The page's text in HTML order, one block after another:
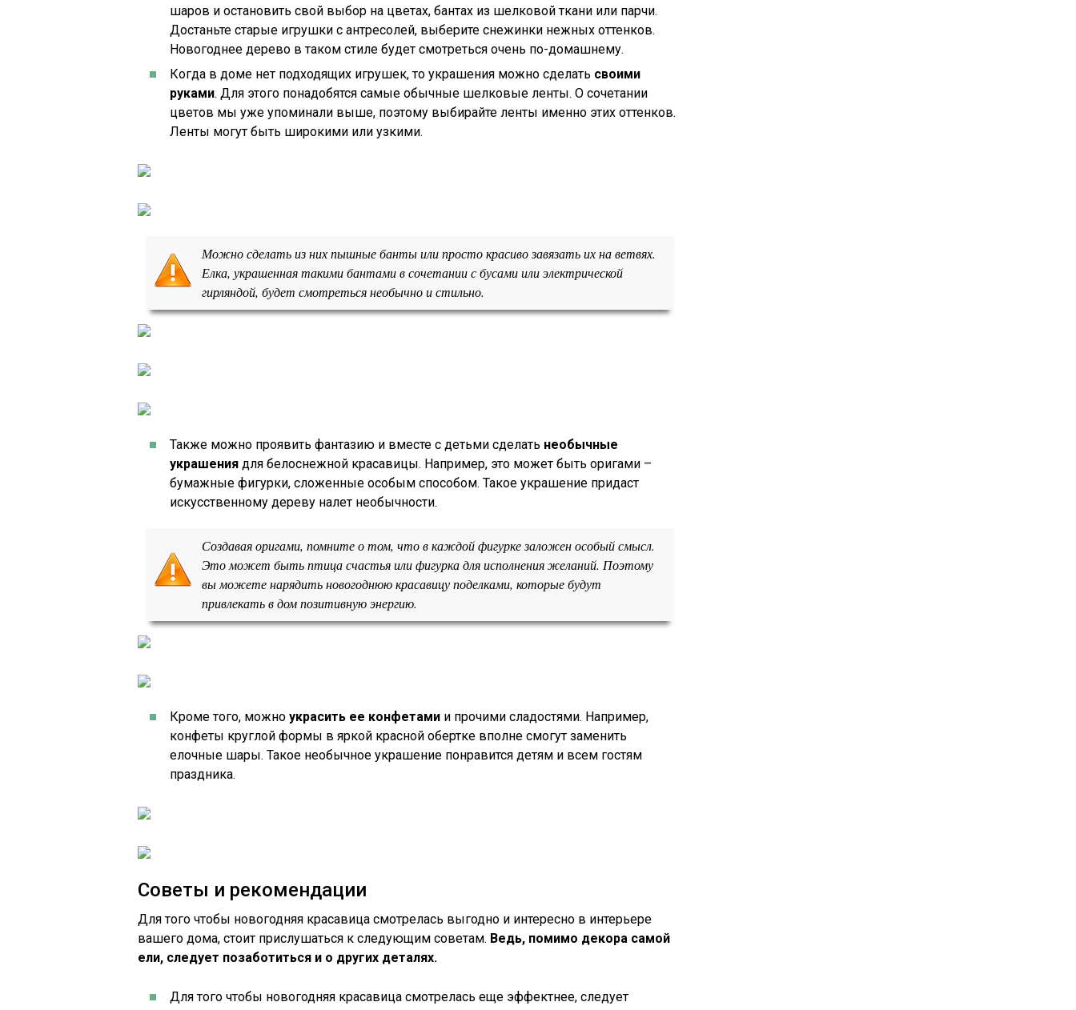
шаров и остановить свой выбор на цветах, бантах из шелковой ткани или парчи.
Достаньте старые игрушки с антресолей, выберите снежинки нежных оттенков.
Новогоднее дерево в таком стиле будет смотреться очень по-домашнему.
Когда в доме нет подходящих игрушек, то украшения можно сделать своими
руками. Для этого понадобятся самые обычные шелковые ленты. О сочетании
цветов мы уже упоминали выше, поэтому выбирайте ленты именно этих оттенков.
Ленты могут быть широкими или узкими.
Можно сделать из них пышные банты или просто красиво завязать их на ветвях.
Елка, украшенная такими бантами в сочетании с бусами или электрической
гирляндой, будет смотреться необычно и стильно.
Также можно проявить фантазию и вместе с детьми сделать необычные
украшения для белоснежной красавицы. Например, это может быть оригами –
бумажные фигурки, сложенные особым способом. Такое украшение придаст
искусственному дереву налет необычности.
Создавая оригами, помните о том, что в каждой фигурке заложен особый смысл.
Это может быть птица счастья или фигурка для исполнения желаний. Поэтому
вы можете нарядить новогоднюю красавицу поделками, которые будут
привлекать в дом позитивную энергию.
Кроме того, можно украсить ее конфетами и прочими сладостями. Например,
конфеты круглой формы в яркой красной обертке вполне смогут заменить
елочные шары. Такое необычное украшение понравится детям и всем гостям
праздника.
Советы и рекомендации
Для того чтобы новогодняя красавица смотрелась выгодно и интересно в интерьере
вашего дома, стоит прислушаться к следующим советам. Ведь, помимо декора самой
ели, следует позаботиться и о других деталях.
Для того чтобы новогодняя красавица смотрелась еще эффектнее, следует